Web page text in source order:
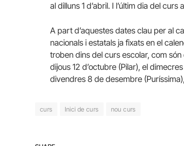
al dilluns 1 d’abril. I l’últim dia del
A part d’aquestes dates clau per al
nacionals i estatals ja fixats en el
troben dins del curs escolar, com
dijous 12 d’octubre (Pilar), el
divendres 8 de desembre
curs Inici de curs nou curs